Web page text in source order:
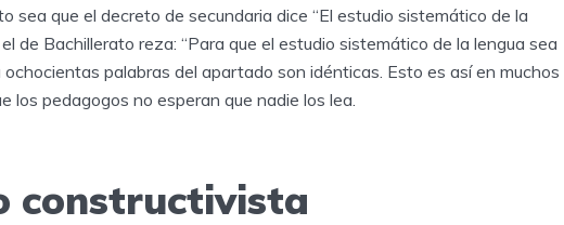
sea que el decreto de secundaria dice “El estudio sistemático de la
de Bachillerato reza: “Para que el estudio sistemático de la lengua sea
ochocientas palabras del apartado son idénticas. Esto es así en muchos
los pedagogos no esperan que nadie los lea.
constructivista